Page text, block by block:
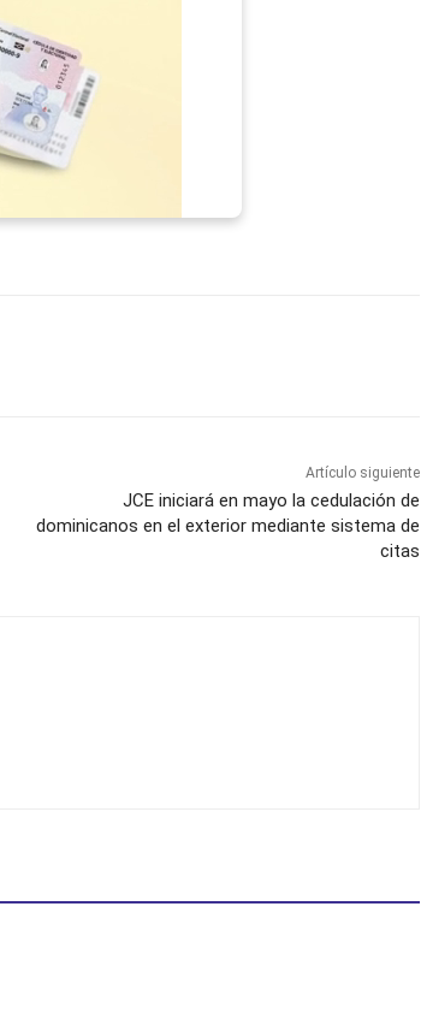
Artículo siguiente
JCE iniciará en mayo la cedulación de
dominicanos en el exterior mediante sistema de
citas